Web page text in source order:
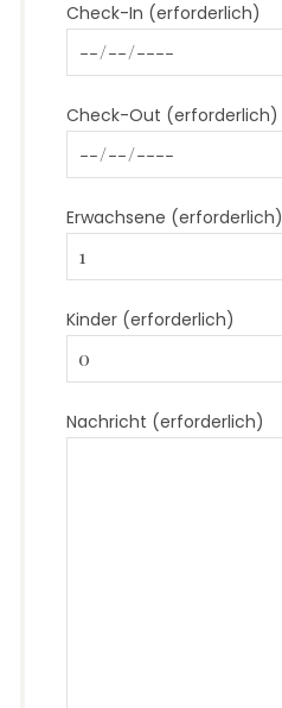
Check-In (erforderlich)
Check-Out (erforderlich)
Erwachsene (erforderlich)
Kinder (erforderlich)
Nachricht (erforderlich)